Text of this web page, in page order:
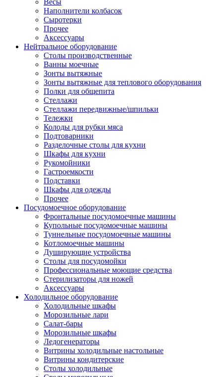
Весы
Наполнители колбасок
Сыротерки
Прочее
Аксессуары
Нейтральное оборудование
Столы производственные
Ванны моечные
Зонты вытяжные
Зонты вытяжные для теплового оборудования
Полки для общепита
Стеллажи
Стеллажи передвижные/шпильки
Тележки
Колоды для рубки мяса
Подтоварники
Разделочные столы для кухни
Шкафы для кухни
Рукомойники
Гастроемкости
Подставки
Шкафы для одежды
Прочее
Посудомоечное оборудование
Фронтальные посудомоечные машины
Купольные посудомоечные машины
Туннельные посудомоечные машины
Котломоечные машины
Душирующие устройства
Столы для посудомойки
Профессиональные моющие средства
Стерилизаторы для ножей
Аксессуары
Холодильное оборудование
Холодильные шкафы
Морозильные лари
Салат-бары
Морозильные шкафы
Ледогенераторы
Витрины холодильные настольные
Витрины кондитерские
Столы холодильные